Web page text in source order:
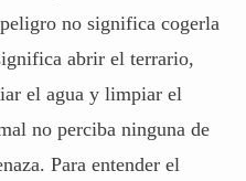
no significa cogerla
abrir el terrario,
el agua y limpiar el
no perciba ninguna de
Para entender el